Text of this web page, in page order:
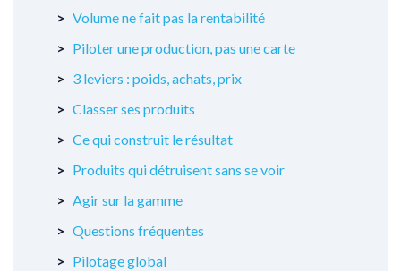
Volume ne fait pas la rentabilité
Piloter une production, pas une carte
3 leviers : poids, achats, prix
Classer ses produits
Ce qui construit le résultat
Produits qui détruisent sans se voir
Agir sur la gamme
Questions fréquentes
Pilotage global